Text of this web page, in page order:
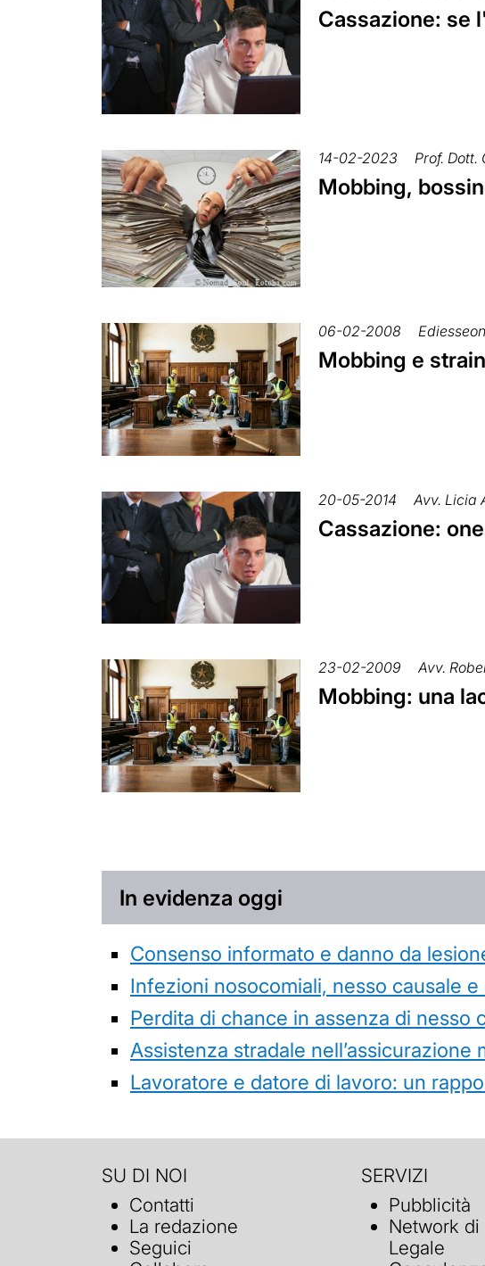
Cassazione: se
14-02-2023 Prof.
Mobbing,
06-02-2008
Mobbing e
20-05-2014 Avv. Licia
Cassazione:
23-02-2009 Avv.
Mobbing: una
In evidenza oggi
Consenso informato e danno da
Infezioni nosocomiali, nesso causale
Perdita di chance in assenza di nesso
Assistenza stradale
Lavoratore e datore di lavoro: un
SU DI NOI
Contatti
La redazione
Seguici
SERVIZI
Pubblicità
Network di
Legale